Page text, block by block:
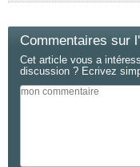
Commentaires sur
Cet article vous a
discussion ? Ecrivez